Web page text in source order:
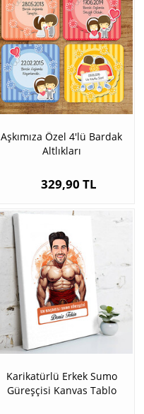
Aşkımıza Özel 4'lü Bardak
Altlıkları
329,90 TL
Karikatürlü Erkek Sumo
Güreşçisi Kanvas Tablo